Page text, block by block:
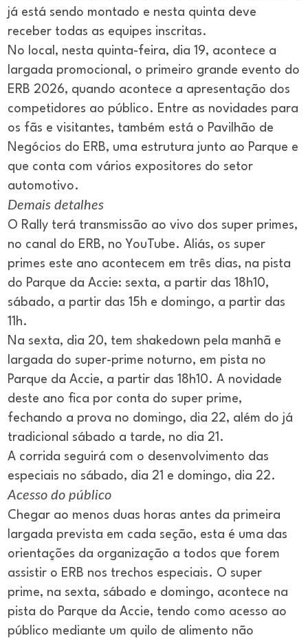
já está sendo montado e nesta quinta deve
receber todas as equipes inscritas.
No local, nesta quinta-feira, dia 19, acontece a
largada promocional, o primeiro grande evento do
ERB 2026, quando acontece a apresentação dos
competidores ao público. Entre as novidades para
os fãs e visitantes, também está o Pavilhão de
Negócios do ERB, uma estrutura junto ao Parque e
que conta com vários expositores do setor
automotivo.
Demais detalhes
O Rally terá transmissão ao vivo dos super primes,
no canal do ERB, no YouTube. Aliás, os super
primes este ano acontecem em três dias, na pista
do Parque da Accie: sexta, a partir das 18h10,
sábado, a partir das 15h e domingo, a partir das
11h.
Na sexta, dia 20, tem shakedown pela manhã e
largada do super-prime noturno, em pista no
Parque da Accie, a partir das 18h10. A novidade
deste ano fica por conta do super prime,
fechando a prova no domingo, dia 22, além do já
tradicional sábado a tarde, no dia 21.
A corrida seguirá com o desenvolvimento das
especiais no sábado, dia 21 e domingo, dia 22.
Acesso do público
Chegar ao menos duas horas antes da primeira
largada prevista em cada seção, esta é uma das
orientações da organização a todos que forem
assistir o ERB nos trechos especiais. O super
prime, na sexta, sábado e domingo, acontece na
pista do Parque da Accie, tendo como acesso ao
público mediante um quilo de alimento não